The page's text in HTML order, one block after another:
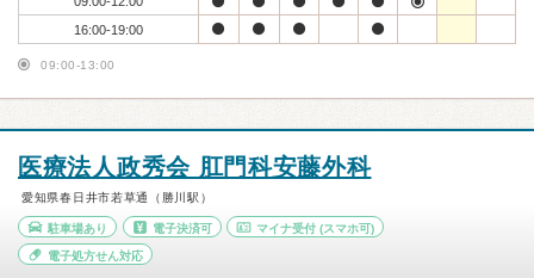
16:00-19:00
09:00-13:00
医療法人政秀会 肛門科安藤外科
愛知県春日井市若草通（勝川駅）
駐車場あり 電子決済可 マイナ受付 (スマホ可)
電子処方せん対応